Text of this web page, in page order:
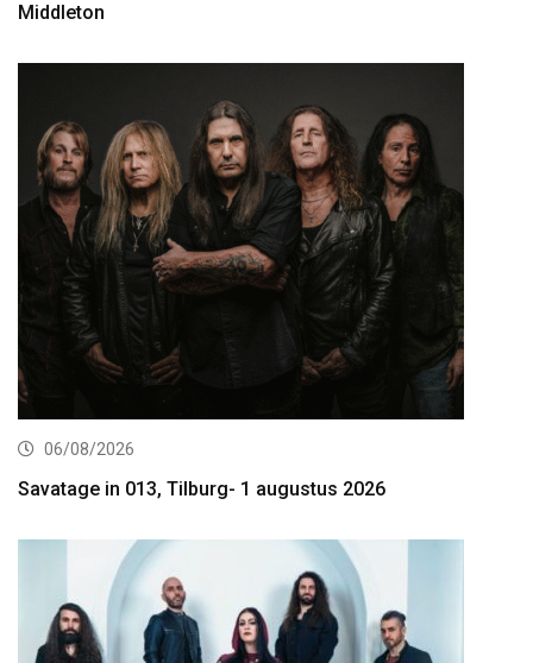
Middleton
06/08/2026
Savatage in 013, Tilburg- 1 augustus 2026